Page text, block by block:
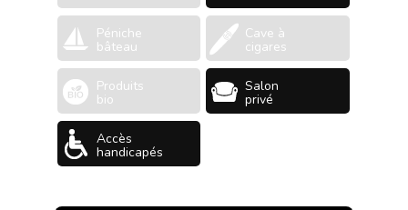
Péniche
bâteau
Cave à
cigares
Produits
bio
Salon
privé
Accès
handicapés